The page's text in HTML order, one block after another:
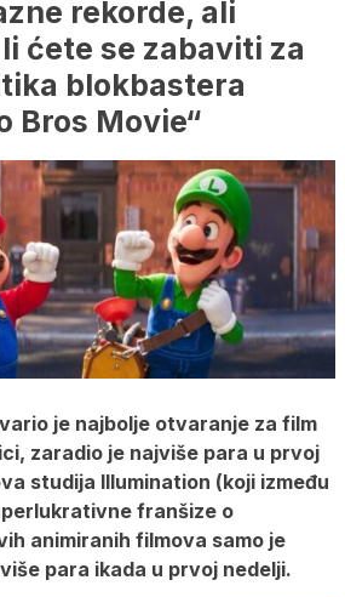
rekorde, ali
ćete se zabaviti za
blokbastera
Bros Movie“
je najbolje otvaranje za film
zaradio je najviše para u prvoj
studija Illumination (koji između
franšize o
animiranih filmova samo je
para ikada u prvoj nedelji.